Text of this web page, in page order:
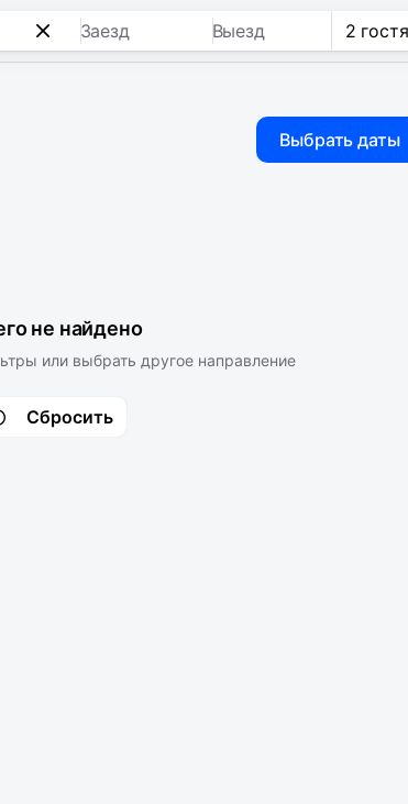
Заезд Выезд 2 гостя
Выбрать даты
не найдено
или выбрать другое направление
Сбросить